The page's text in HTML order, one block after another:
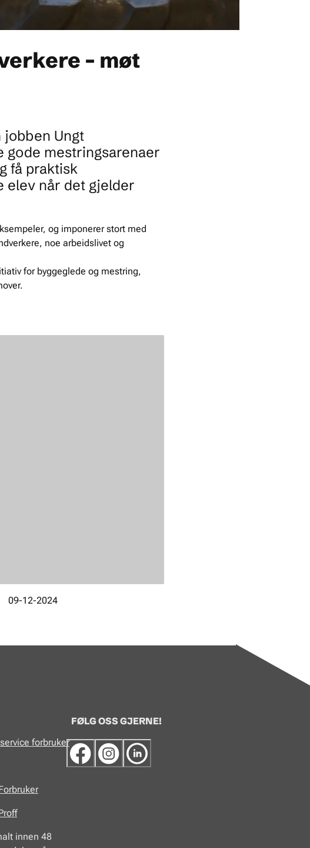
– møt
jobben Ungt
gode mestringsarenaer
få praktisk
elev når det gjelder
og imponerer stort med
noe arbeidslivet og
for byggeglede og mestring,
09-12-2024
forbruker
innen 48
FØLG OSS GJERNE!